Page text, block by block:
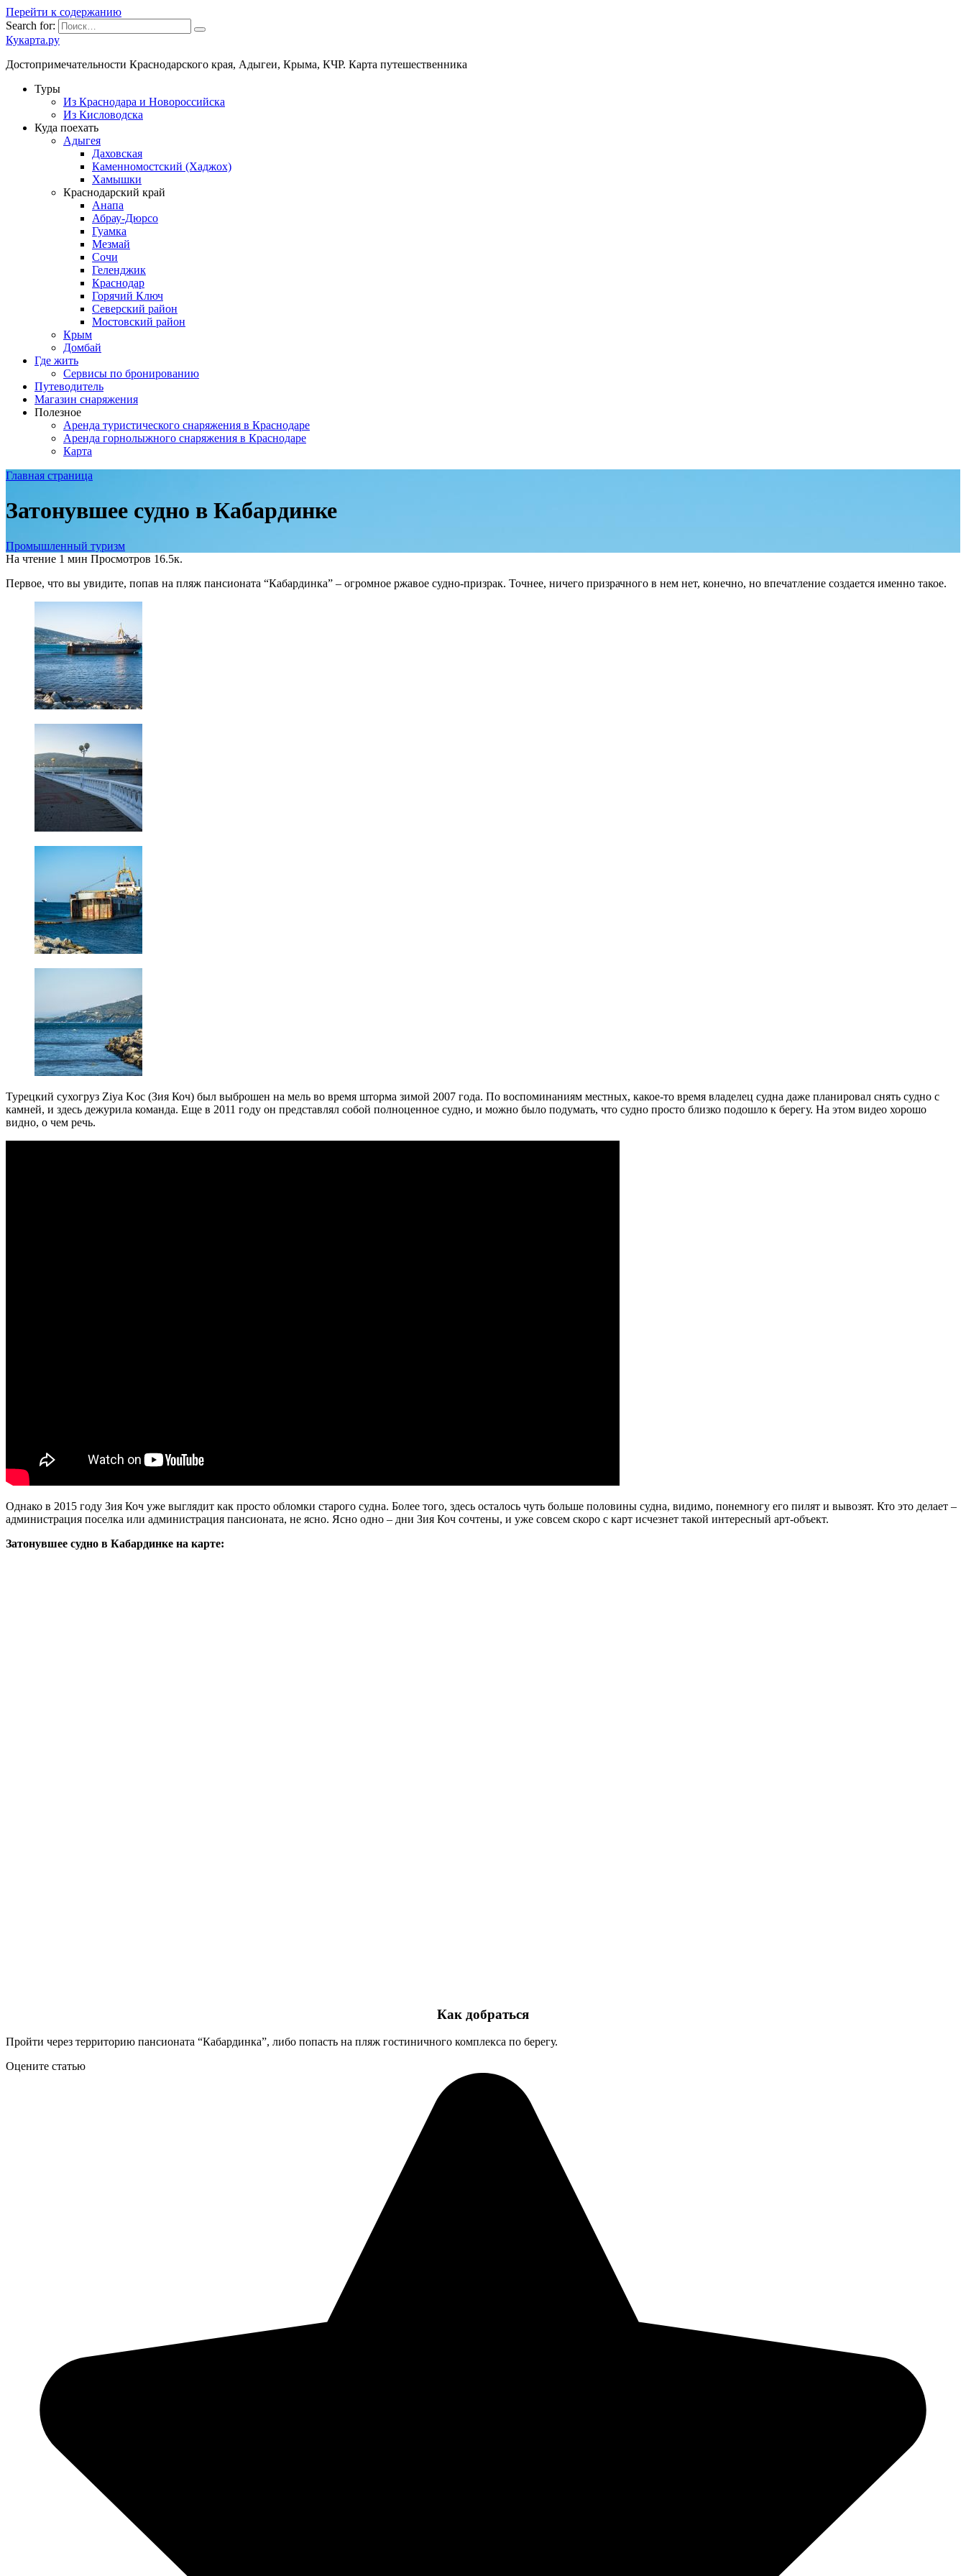
Перейти к содержанию
Search for:
Кукарта.ру
Достопримечательности Краснодарского края, Адыгеи, Крыма, КЧР. Карта путешественника
Туры
Из Краснодара и Новороссийска
Из Кисловодска
Куда поехать
Адыгея
Даховская
Каменномостский (Хаджох)
Хамышки
Краснодарский край
Анапа
Абрау-Дюрсо
Гуамка
Мезмай
Сочи
Геленджик
Краснодар
Горячий Ключ
Северский район
Мостовский район
Крым
Домбай
Где жить
Сервисы по бронированию
Путеводитель
Магазин снаряжения
Полезное
Аренда туристического снаряжения в Краснодаре
Аренда горнолыжного снаряжения в Краснодаре
Карта
Главная страница
Затонувшее судно в Кабардинке
Промышленный туризм
На чтение 1 мин Просмотров 16.5к.
Первое, что вы увидите, попав на пляж пансионата “Кабардинка” – огромное ржавое судно-призрак. Точнее, ничего призрачного в нем нет, конечно, но впечатление создается именно такое.
Турецкий сухогруз Ziya Koc (Зия Коч) был выброшен на мель во время шторма зимой 2007 года. По воспоминаниям местных, какое-то время владелец судна даже планировал снять судно с
камней, и здесь дежурила команда. Еще в 2011 году он представлял собой полноценное судно, и можно было подумать, что судно просто близко подошло к берегу. На этом видео хорошо
видно, о чем речь.
Однако в 2015 году Зия Коч уже выглядит как просто обломки старого судна. Более того, здесь осталось чуть больше половины судна, видимо, понемногу его пилят и вывозят. Кто это делает –
администрация поселка или администрация пансионата, не ясно. Ясно одно – дни Зия Коч сочтены, и уже совсем скоро с карт исчезнет такой интересный арт-объект.
Затонувшее судно в Кабардинке на карте:
Как добраться
Пройти через территорию пансионата “Кабардинка”, либо попасть на пляж гостиничного комплекса по берегу.
Оцените статью